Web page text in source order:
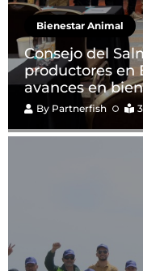
Bienestar Animal
Consejo del
productores en
avances en
By Partnerfish